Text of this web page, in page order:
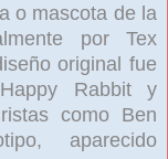
o mascota de la
por Tex
original fue
Rabbit y
como Ben
aparecido